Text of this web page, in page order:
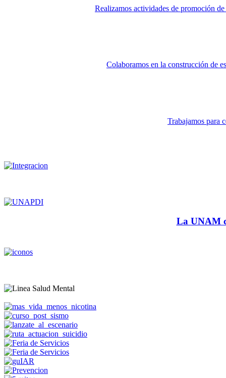
Realizamos actividades de promoción
Colaboramos en la construcción de
Trabajamos para
La UNAM